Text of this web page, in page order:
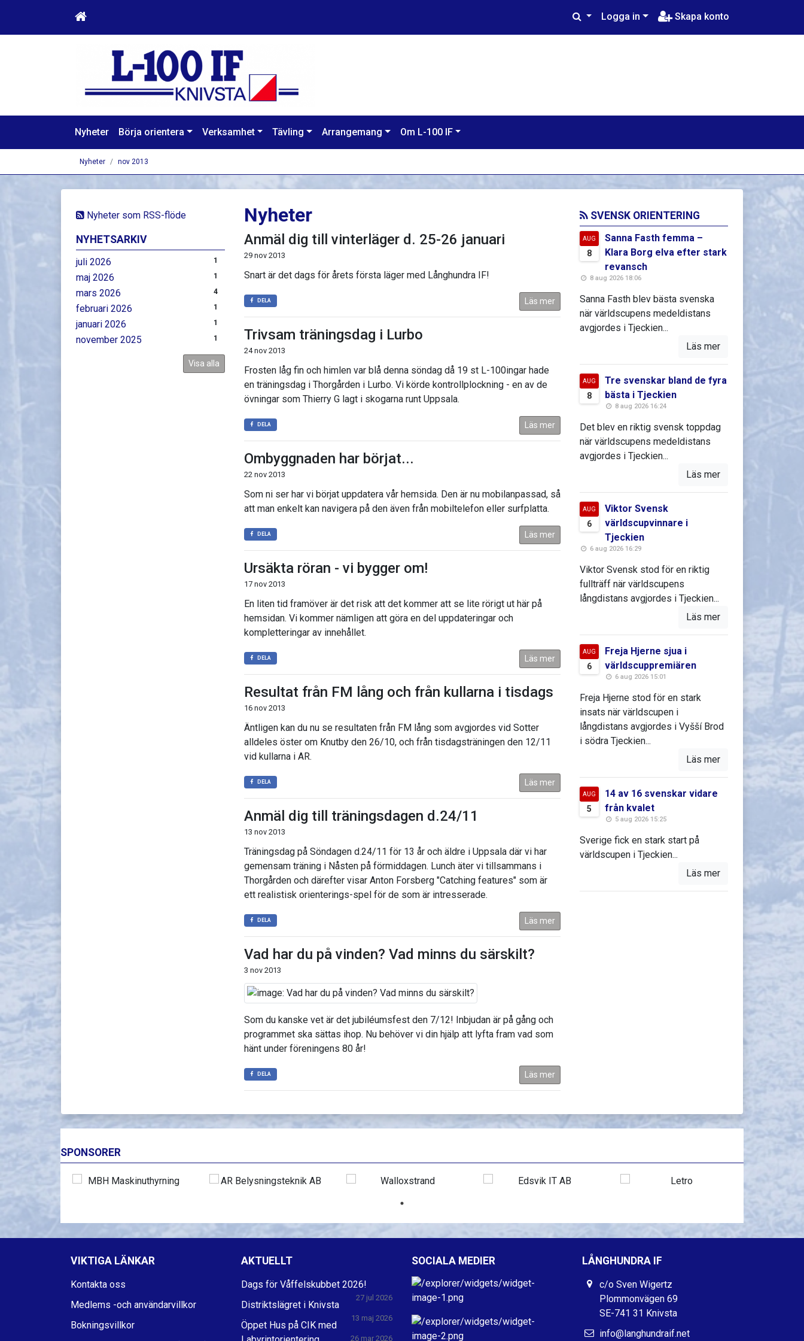
Logga in Skapa konto
Nyheter Börja orientera Verksamhet Tävling Arrangemang Om L-100 IF
Nyheter nov 2013
Nyheter som RSS-flöde
NYHETSARKIV
juli 2026 1
maj 2026 1
mars 2026 4
februari 2026 1
januari 2026 1
november 2025 1
Visa alla
Nyheter
Anmäl dig till vinterläger d. 25-26 januari
29 nov 2013
Snart är det dags för årets första läger med Långhundra IF!
DELA Läs mer
Trivsam träningsdag i Lurbo
24 nov 2013
Frosten låg fin och himlen var blå denna söndag då 19 st L-100ingar hade
en träningsdag i Thorgården i Lurbo. Vi körde kontrollplockning - en av de
övningar som Thierry G lagt i skogarna runt Uppsala.
DELA Läs mer
Ombyggnaden har börjat...
22 nov 2013
Som ni ser har vi börjat uppdatera vår hemsida. Den är nu mobilanpassad, så
att man enkelt kan navigera på den även från mobiltelefon eller surfplatta.
DELA Läs mer
Ursäkta röran - vi bygger om!
17 nov 2013
En liten tid framöver är det risk att det kommer att se lite rörigt ut här på
hemsidan. Vi kommer nämligen att göra en del uppdateringar och
kompletteringar av innehållet.
DELA Läs mer
Resultat från FM lång och från kullarna i tisdags
16 nov 2013
Äntligen kan du nu se resultaten från FM lång som avgjordes vid Sotter
alldeles öster om Knutby den 26/10, och från tisdagsträningen den 12/11
vid kullarna i AR.
DELA Läs mer
Anmäl dig till träningsdagen d.24/11
13 nov 2013
Träningsdag på Söndagen d.24/11 för 13 år och äldre i Uppsala där vi har
gemensam träning i Nåsten på förmiddagen. Lunch äter vi tillsammans i
Thorgården och därefter visar Anton Forsberg "Catching features" som är
ett realistisk orienterings-spel för de som är intresserade.
DELA Läs mer
Vad har du på vinden? Vad minns du särskilt?
3 nov 2013
Som du kanske vet är det jubiléumsfest den 7/12! Inbjudan är på gång och
programmet ska sättas ihop. Nu behöver vi din hjälp att lyfta fram vad som
hänt under föreningens 80 år!
DELA Läs mer
SVENSK ORIENTERING
AUG
8
Sanna Fasth femma –
Klara Borg elva efter stark
revansch
8 aug 2026 18:06
Sanna Fasth blev bästa svenska
när världscupens medeldistans
avgjordes i Tjeckien...
Läs mer
AUG
8
Tre svenskar bland de fyra
bästa i Tjeckien
8 aug 2026 16:24
Det blev en riktig svensk toppdag
när världscupens medeldistans
avgjordes i Tjeckien...
Läs mer
AUG
6
Viktor Svensk
världscupvinnare i
Tjeckien
6 aug 2026 16:29
Viktor Svensk stod för en riktig
fullträff när världscupens
långdistans avgjordes i Tjeckien...
Läs mer
AUG
6
Freja Hjerne sjua i
världscuppremiären
6 aug 2026 15:01
Freja Hjerne stod för en stark
insats när världscupen i
långdistans avgjordes i Vyšší Brod
i södra Tjeckien...
Läs mer
AUG
5
14 av 16 svenskar vidare
från kvalet
5 aug 2026 15:25
Sverige fick en stark start på
världscupen i Tjeckien...
Läs mer
SPONSORER
VIKTIGA LÄNKAR
Kontakta oss
Medlems -och användarvillkor
Bokningsvillkor
AKTUELLT
Dags för Våffelskubbet 2026!
27 jul 2026
Distriktslägret i Knivsta
13 maj 2026
Öppet Hus på CIK med
26 mar 2026
SOCIALA MEDIER LÅNGHUNDRA IF
c/o Sven Wigertz
Plommonvägen 69
SE-741 31 Knivsta
info@langhundraif.net